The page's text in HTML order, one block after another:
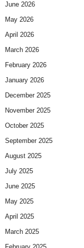
June 2026
May 2026
April 2026
March 2026
February 2026
January 2026
December 2025
November 2025
October 2025
September 2025
August 2025
July 2025
June 2025
May 2025
April 2025
March 2025